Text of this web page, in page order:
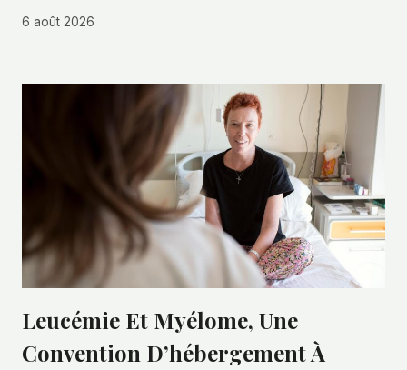
6 août 2026
Leucémie Et Myélome, Une
Convention D’hébergement À